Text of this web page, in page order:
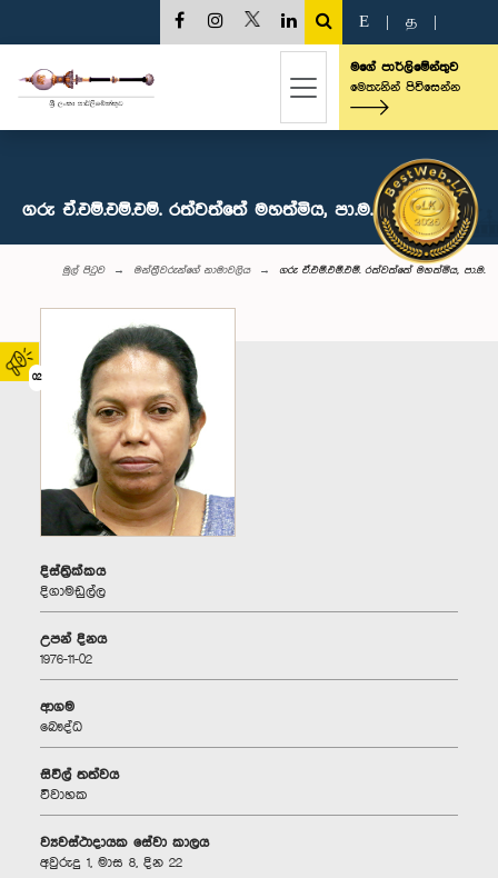
02
E த
මගේ පාර්ලිමේන්තුව
මෙතැනින් පිවිසෙන්න
ගරු ඒ.එම්.එම්.එම්. රත්වත්තේ මහත්මිය, පා.ම.
මුල් පිටුව මන්ත්‍රීවරුන්‌ගේ නාමාවලිය ගරු ඒ.එම්.එම්.එම්. රත්වත්තේ මහත්මිය, පා.ම.
දිස්ත්‍රික්කය
දිගාමඩුල්ල
උපන් දිනය
1976-11-02
ආගම
බෞද්ධ
සිවිල් තත්වය
විවාහක
ව්‍යවස්ථාදායක සේවා කාලය
අවුරුදු 1, මාස 8, දින 22